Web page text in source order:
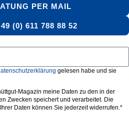
PER MAIL
(0) 611 788 88 52
gelesen habe und sie
Magazin meine Daten zu den in der
Zwecken speichert und verarbeitet. Die
Daten können Sie jederzeit widerrufen.*